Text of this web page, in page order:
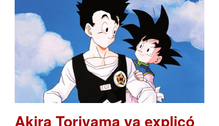
Akira Toriyama ya explicó